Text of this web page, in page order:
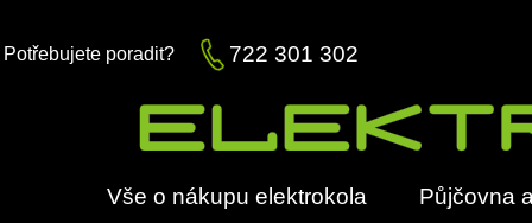
Potřebujete poradit? 722 301 302
Vše o nákupu elektrokola Půjčovna